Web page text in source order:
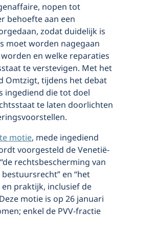
nopen tot
behoefte aan een
zodat duidelijk is
moet worden nagegaan
en welke reparaties
te verstevigen. Met het
Omtzigt, tijdens het debat
ingediend die tot doel
te laten doorlichten
motie, mede ingediend
voorgesteld de Venetië-
rechtsbescherming van
en “het
praktijk, inclusief de
motie is op 26 januari
enkel de PVV-fractie